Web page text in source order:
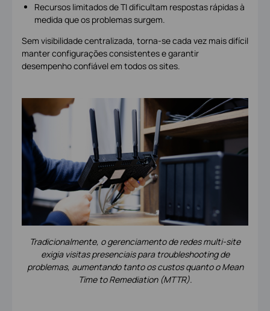
Recursos limitados de TI dificultam respostas rápidas à
medida que os problemas surgem.
Sem visibilidade centralizada, torna-se cada vez mais difícil
manter configurações consistentes e garantir
desempenho confiável em todos os sites.
Tradicionalmente, o gerenciamento de redes multi-site
exigia visitas presenciais para troubleshooting de
problemas, aumentando tanto os custos quanto o Mean
Time to Remediation (MTTR).